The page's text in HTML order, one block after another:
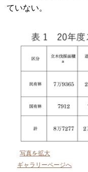
ていない。
写真を拡大
ギャラリーページへ